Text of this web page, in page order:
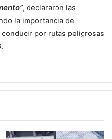
, declararon las
la importancia de
por rutas peligrosas